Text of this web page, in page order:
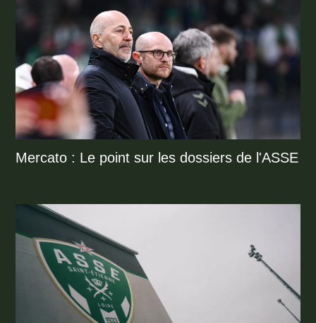
Mercato : Le point sur les dossiers de l'ASSE